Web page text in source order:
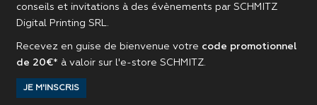
conseils et invitations à des évènements par SCHMITZ
Digital Printing SRL.
Recevez en guise de bienvenue votre code promotionnel
de 20€* à valoir sur l'e-store SCHMITZ.
JE M'INSCRIS